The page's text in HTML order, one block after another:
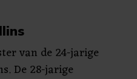
van de 24-jarige
De 28-jarige